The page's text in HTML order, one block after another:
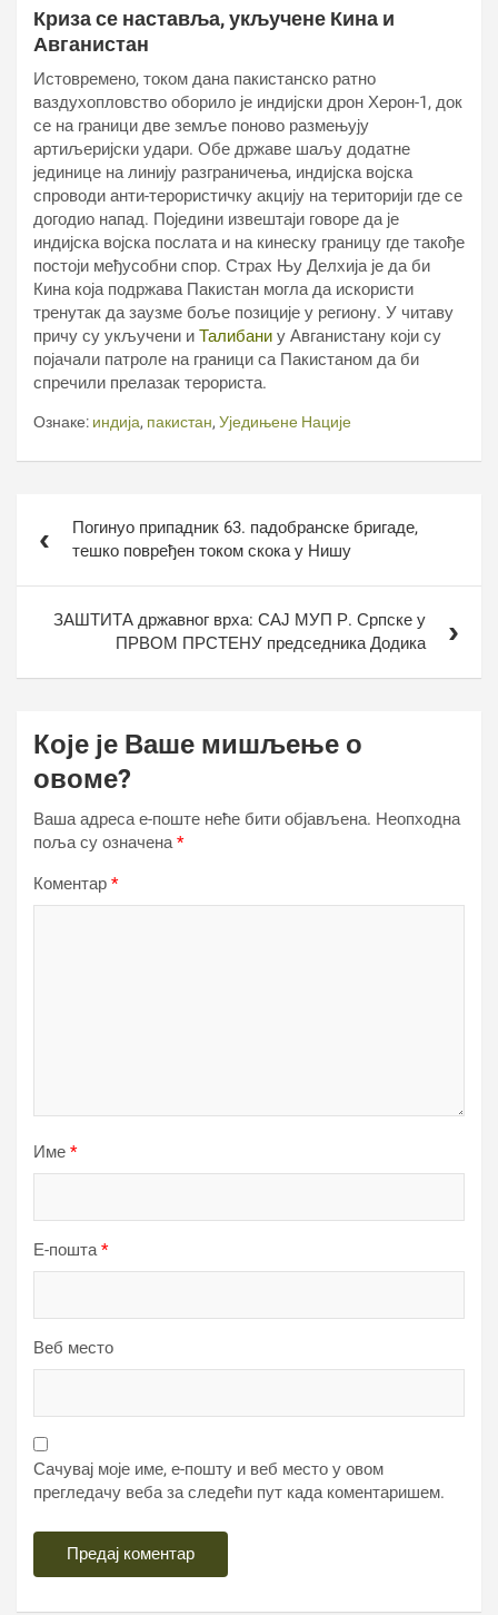
Криза се наставља, укључене Кина и
Авганистан
Истовремено, током дана пакистанско ратно
ваздухопловство оборило је индијски дрон Херон-1, док
се на граници две земље поново размењују
артиљеријски удари. Обе државе шаљу додатне
јединице на линију разграничења, индијска војска
спроводи анти-терористичку акцију на територији где се
догодио напад. Поједини извештаји говоре да је
индијска војска послата и на кинеску границу где такође
постоји међусобни спор. Страх Њу Делхија је да би
Кина која подржава Пакистан могла да искористи
тренутак да заузме боље позиције у региону. У читаву
причу су укључени и Талибани у Авганистану који су
појачали патроле на граници са Пакистаном да би
спречили прелазак терориста.
Ознаке: индија, пакистан, Уједињене Нације
чланкаПогинуо припадник 63. падобранске бригаде,
тешко повређен током скока у Нишу
ЗАШТИТА државног врха: САЈ МУП Р. Српске у
ПРВОМ ПРСТЕНУ председника Додика
Које је Ваше мишљење о
овоме?
Ваша адреса е-поште неће бити објављена. Неопходна
поља су означена*
Коментар *
Име *
Е-пошта*
Веб место
Сачувај моје име, е-пошту и веб место у овом
прегледачу веба за следећи пут када коментаришем.